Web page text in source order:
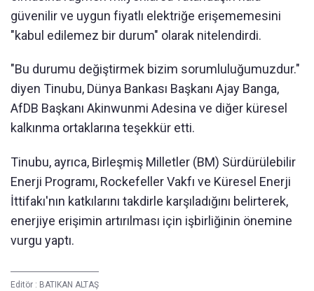
güvenilir ve uygun fiyatlı elektriğe erişememesini
"kabul edilemez bir durum" olarak nitelendirdi.
"Bu durumu değiştirmek bizim sorumluluğumuzdur."
diyen Tinubu, Dünya Bankası Başkanı Ajay Banga,
AfDB Başkanı Akinwunmi Adesina ve diğer küresel
kalkınma ortaklarına teşekkür etti.
Tinubu, ayrıca, Birleşmiş Milletler (BM) Sürdürülebilir
Enerji Programı, Rockefeller Vakfı ve Küresel Enerji
İttifakı'nın katkılarını takdirle karşıladığını belirterek,
enerjiye erişimin artırılması için işbirliğinin önemine
vurgu yaptı.
Editör : BATIKAN ALTAŞ